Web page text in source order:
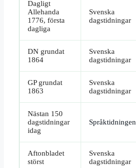
Dagligt
Allehanda
1776, första
dagliga
Svenska
dagstidningar
DN grundat
1864
Svenska
dagstidningar
GP grundat
1863
Svenska
dagstidningar
Nästan 150
dagstidningar
idag
Språktidningen
Aftonbladet
störst
Svenska
dagstidningar